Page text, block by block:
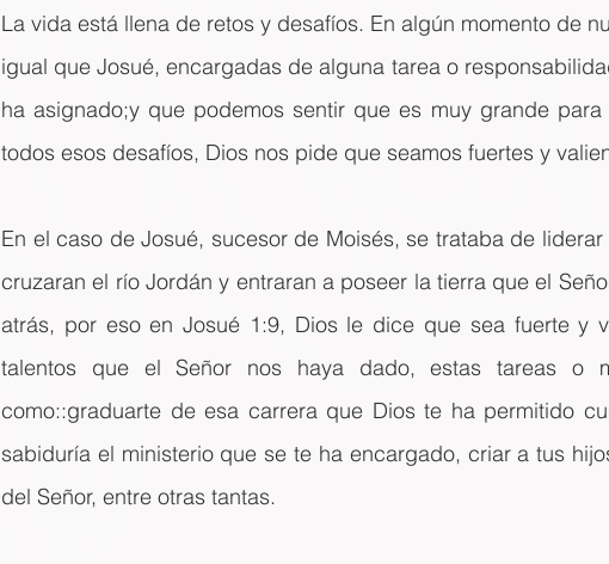
La vida está llena de retos y desafíos. En algún momento de
igual que Josué, encargadas de alguna tarea o
ha asignado;y que podemos sentir que es muy grande
todos esos desafíos, Dios nos pide que seamos fuertes y
En el caso de Josué, sucesor de Moisés, se trataba de
cruzaran el río Jordán y entraran a poseer la tierra que el
atrás, por eso en Josué 1:9, Dios le dice que sea fuerte y
talentos que el Señor nos haya dado, estas tareas o
como::graduarte de esa carrera que Dios te ha permitido
sabiduría el ministerio que se te ha encargado, criar a tus
del Señor, entre otras tantas.